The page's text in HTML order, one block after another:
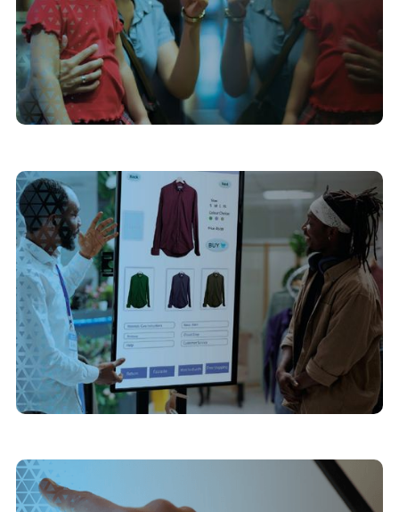
6/7/2026
Transição para o digital: como substituir pastas
de vendas e catálogos físicos no PDV
2/6/2026
Como o design de interface influencia o
engajamento em telas touchscreen